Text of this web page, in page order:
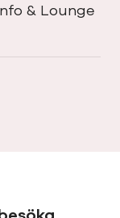
& Lounge